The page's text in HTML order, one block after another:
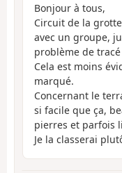
Bonjour à tous,
Circuit de la
avec un groupe,
problème de
Cela est moins
marqué.
Concernant le
si facile que ça,
pierres et parfois
Je la classerai